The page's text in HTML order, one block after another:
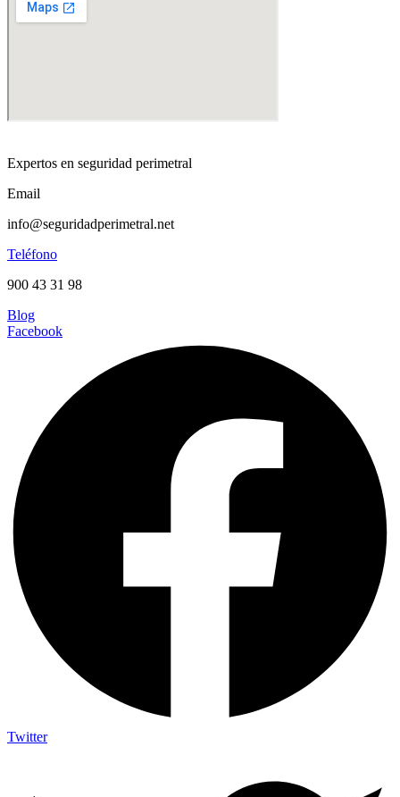
Expertos en seguridad perimetral
Email
info@seguridadperimetral.net
Teléfono
900 43 31 98
Blog
Facebook
Twitter